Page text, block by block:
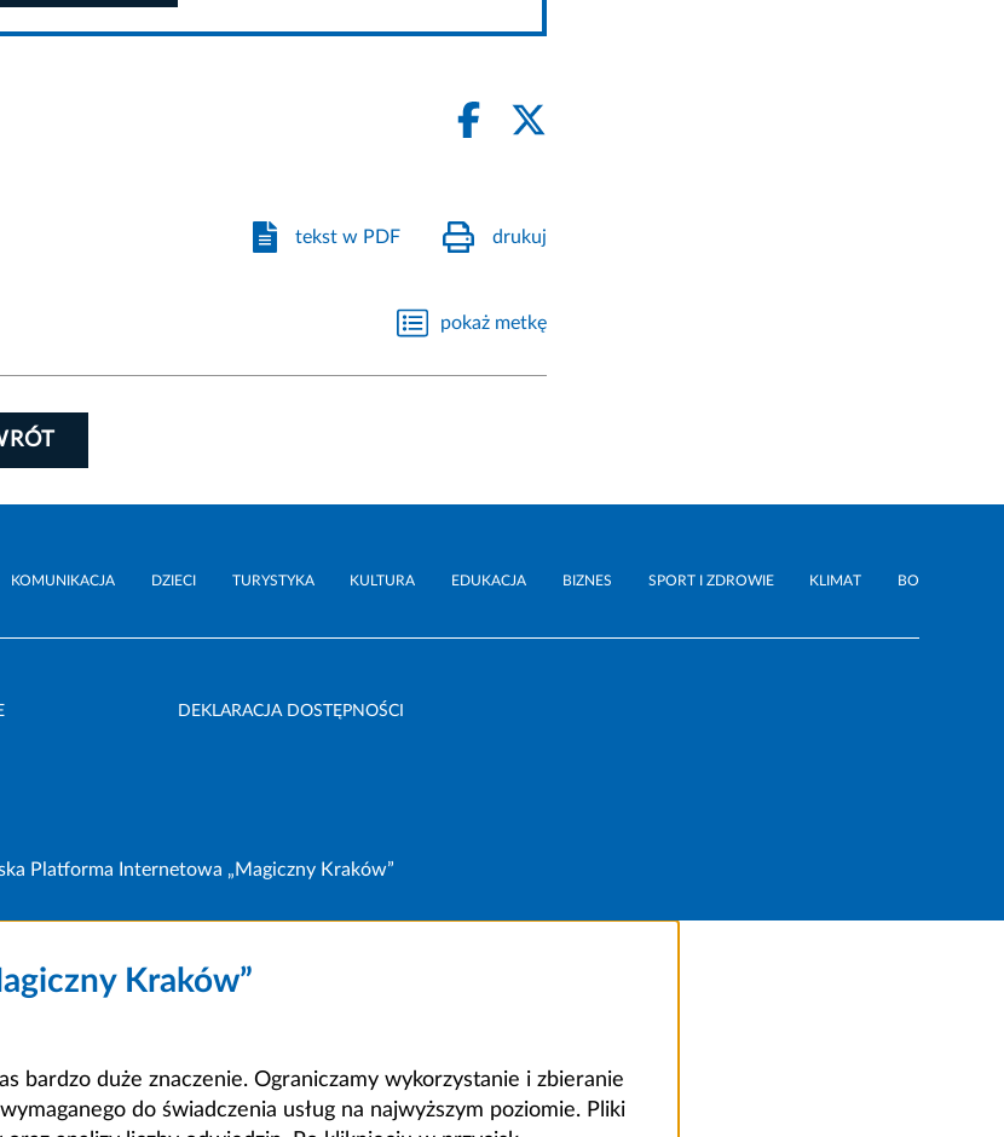
tekst w PDF drukuj
pokaż metkę
KOMUNIKACJA DZIECI TURYSTYKA KULTURA EDUKACJA BIZNES SPORT I ZDROWIE KLIMAT BO
DEKLARACJA DOSTĘPNOŚCI
Platforma Internetowa „Magiczny Kraków”
Kraków”
bardzo duże znaczenie. Ograniczamy wykorzystanie i zbieranie
do świadczenia usług na najwyższym poziomie. Pliki